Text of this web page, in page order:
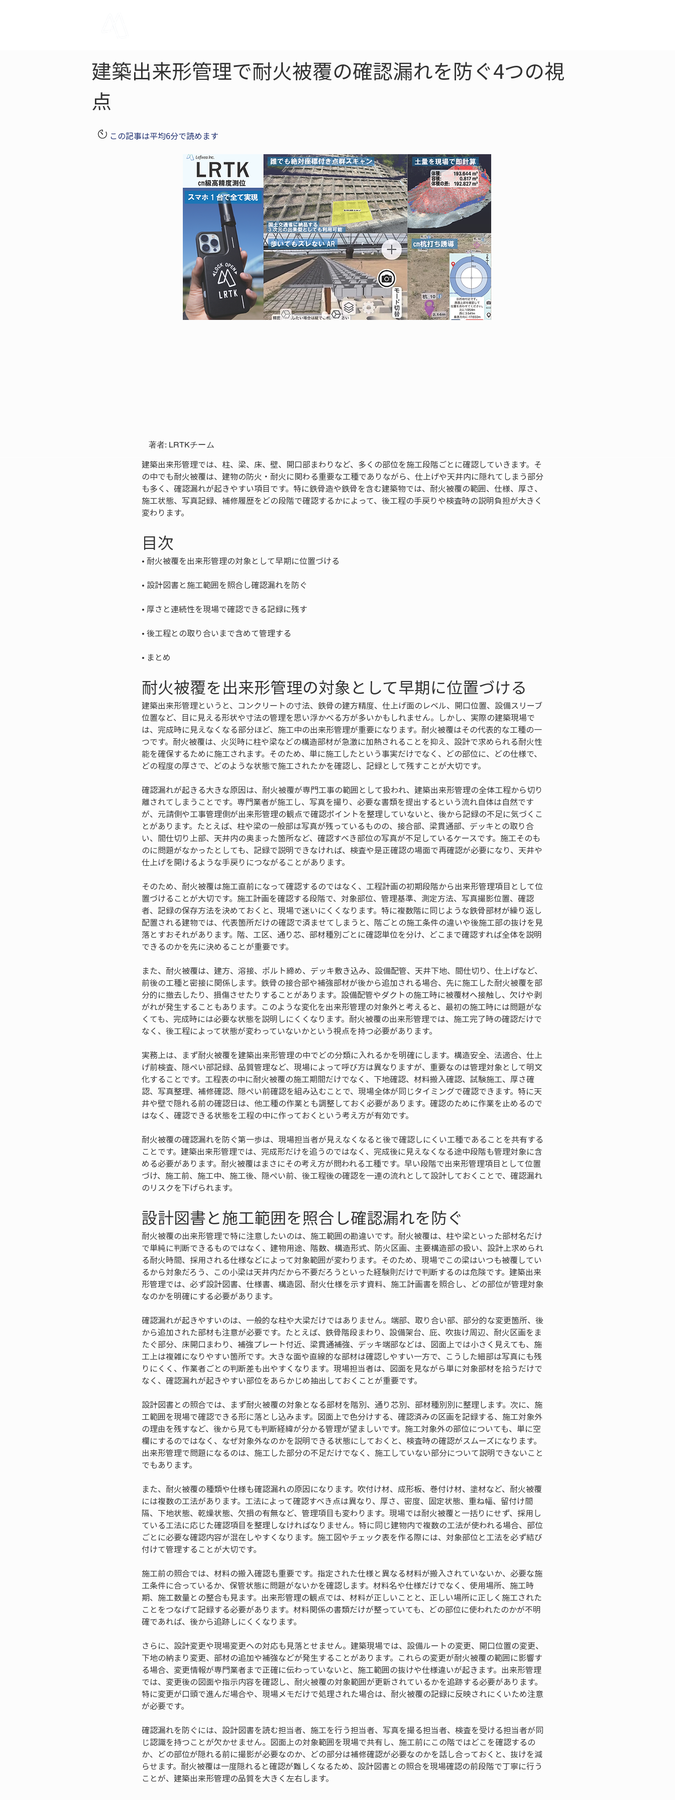
建築出来形管理で耐火被覆の確認漏れを防ぐ4つの視
点
この記事は平均6分で読めます
著者: LRTKチーム
建築出来形管理では、柱、梁、床、壁、開口部まわりなど、多くの部位を施工段階ごとに確認していきます。そ
の中でも耐火被覆は、建物の防火・耐火に関わる重要な工種でありながら、仕上げや天井内に隠れてしまう部分
も多く、確認漏れが起きやすい項目です。特に鉄骨造や鉄骨を含む建築物では、耐火被覆の範囲、仕様、厚さ、
施工状態、写真記録、補修履歴をどの段階で確認するかによって、後工程の手戻りや検査時の説明負担が大きく
変わります。
目次
•
•
•
•
• まとめ
耐火被覆を出来形管理の対象として早期に位置づける
建築出来形管理というと、コンクリートの寸法、鉄骨の建方精度、仕上げ面のレベル、開口位置、設備スリーブ
位置など、目に見える形状や寸法の管理を思い浮かべる方が多いかもしれません。しかし、実際の建築現場で
は、完成時に見えなくなる部分ほど、施工中の出来形管理が重要になります。耐火被覆はその代表的な工種の一
つです。耐火被覆は、火災時に柱や梁などの構造部材が急激に加熱されることを抑え、設計で求められる耐火性
能を確保するために施工されます。そのため、単に施工したという事実だけでなく、どの部位に、どの仕様で、
どの程度の厚さで、どのような状態で施工されたかを確認し、記録として残すことが大切です。
確認漏れが起きる大きな原因は、耐火被覆が専門工事の範囲として扱われ、建築出来形管理の全体工程から切り
離されてしまうことです。専門業者が施工し、写真を撮り、必要な書類を提出するという流れ自体は自然です
が、元請側や工事管理側が出来形管理の観点で確認ポイントを整理していないと、後から記録の不足に気づくこ
とがあります。たとえば、柱や梁の一般部は写真が残っているものの、接合部、梁貫通部、デッキとの取り合
い、間仕切り上部、天井内の奥まった箇所など、確認すべき部位の写真が不足しているケースです。施工そのも
のに問題がなかったとしても、記録で説明できなければ、検査や是正確認の場面で再確認が必要になり、天井や
仕上げを開けるような手戻りにつながることがあります。
そのため、耐火被覆は施工直前になって確認するのではなく、工程計画の初期段階から出来形管理項目として位
置づけることが大切です。施工計画を確認する段階で、対象部位、管理基準、測定方法、写真撮影位置、確認
者、記録の保存方法を決めておくと、現場で迷いにくくなります。特に複数階に同じような鉄骨部材が繰り返し
配置される建物では、代表箇所だけの確認で済ませてしまうと、階ごとの施工条件の違いや後施工部の抜けを見
落とすおそれがあります。階、工区、通り芯、部材種別ごとに確認単位を分け、どこまで確認すれば全体を説明
できるのかを先に決めることが重要です。
また、耐火被覆は、建方、溶接、ボルト締め、デッキ敷き込み、設備配管、天井下地、間仕切り、仕上げなど、
前後の工種と密接に関係します。鉄骨の接合部や補強部材が後から追加される場合、先に施工した耐火被覆を部
分的に撤去したり、損傷させたりすることがあります。設備配管やダクトの施工時に被覆材へ接触し、欠けや剥
がれが発生することもあります。このような変化を出来形管理の対象外と考えると、最初の施工時には問題がな
くても、完成時には必要な状態を説明しにくくなります。耐火被覆の出来形管理では、施工完了時の確認だけで
なく、後工程によって状態が変わっていないかという視点を持つ必要があります。
実務上は、まず耐火被覆を建築出来形管理の中でどの分類に入れるかを明確にします。構造安全、法適合、仕上
げ前検査、隠ぺい部記録、品質管理など、現場によって呼び方は異なりますが、重要なのは管理対象として明文
化することです。工程表の中に耐火被覆の施工期間だけでなく、下地確認、材料搬入確認、試験施工、厚さ確
認、写真整理、補修確認、隠ぺい前確認を組み込むことで、現場全体が同じタイミングで確認できます。特に天
井や壁で隠れる前の確認日は、他工種の作業とも調整しておく必要があります。確認のために作業を止めるので
はなく、確認できる状態を工程の中に作っておくという考え方が有効です。
耐火被覆の確認漏れを防ぐ第一歩は、現場担当者が見えなくなると後で確認しにくい工種であることを共有する
ことです。建築出来形管理では、完成形だけを追うのではなく、完成後に見えなくなる途中段階も管理対象に含
める必要があります。耐火被覆はまさにその考え方が問われる工種です。早い段階で出来形管理項目として位置
づけ、施工前、施工中、施工後、隠ぺい前、後工程後の確認を一連の流れとして設計しておくことで、確認漏れ
のリスクを下げられます。
設計図書と施工範囲を照合し確認漏れを防ぐ
耐火被覆の出来形管理で特に注意したいのは、施工範囲の勘違いです。耐火被覆は、柱や梁といった部材名だけ
で単純に判断できるものではなく、建物用途、階数、構造形式、防火区画、主要構造部の扱い、設計上求められ
る耐火時間、採用される仕様などによって対象範囲が変わります。そのため、現場でこの梁はいつも被覆してい
るから対象だろう、この小梁は天井内だから不要だろうといった経験則だけで判断するのは危険です。建築出来
形管理では、必ず設計図書、仕様書、構造図、耐火仕様を示す資料、施工計画書を照合し、どの部位が管理対象
なのかを明確にする必要があります。
確認漏れが起きやすいのは、一般的な柱や大梁だけではありません。端部、取り合い部、部分的な変更箇所、後
から追加された部材も注意が必要です。たとえば、鉄骨階段まわり、設備架台、庇、吹抜け周辺、耐火区画をま
たぐ部分、床開口まわり、補強プレート付近、梁貫通補強、デッキ端部などは、図面上では小さく見えても、施
工上は複雑になりやすい箇所です。大きな面や直線的な部材は確認しやすい一方で、こうした細部は写真にも残
りにくく、作業者ごとの判断差も出やすくなります。現場担当者は、図面を見ながら単に対象部材を拾うだけで
なく、確認漏れが起きやすい部位をあらかじめ抽出しておくことが重要です。
設計図書との照合では、まず耐火被覆の対象となる部材を階別、通り芯別、部材種別別に整理します。次に、施
工範囲を現場で確認できる形に落とし込みます。図面上で色分けする、確認済みの区画を記録する、施工対象外
の理由を残すなど、後から見ても判断経緯が分かる管理が望ましいです。施工対象外の部位についても、単に空
欄にするのではなく、なぜ対象外なのかを説明できる状態にしておくと、検査時の確認がスムーズになります。
出来形管理で問題になるのは、施工した部分の不足だけでなく、施工していない部分について説明できないこと
でもあります。
また、耐火被覆の種類や仕様も確認漏れの原因になります。吹付け材、成形板、巻付け材、塗材など、耐火被覆
には複数の工法があります。工法によって確認すべき点は異なり、厚さ、密度、固定状態、重ね幅、留付け間
隔、下地状態、乾燥状態、欠損の有無など、管理項目も変わります。現場では耐火被覆と一括りにせず、採用し
ている工法に応じた確認項目を整理しなければなりません。特に同じ建物内で複数の工法が使われる場合、部位
ごとに必要な確認内容が混在しやすくなります。施工図やチェック表を作る際には、対象部位と工法を必ず結び
付けて管理することが大切です。
施工前の照合では、材料の搬入確認も重要です。指定された仕様と異なる材料が搬入されていないか、必要な施
工条件に合っているか、保管状態に問題がないかを確認します。材料名や仕様だけでなく、使用場所、施工時
期、施工数量との整合も見ます。出来形管理の観点では、材料が正しいことと、正しい場所に正しく施工された
ことをつなげて記録する必要があります。材料関係の書類だけが整っていても、どの部位に使われたのかが不明
確であれば、後から追跡しにくくなります。
さらに、設計変更や現場変更への対応も見落とせません。建築現場では、設備ルートの変更、開口位置の変更、
下地の納まり変更、部材の追加や補強などが発生することがあります。これらの変更が耐火被覆の範囲に影響す
る場合、変更情報が専門業者まで正確に伝わっていないと、施工範囲の抜けや仕様違いが起きます。出来形管理
では、変更後の図面や指示内容を確認し、耐火被覆の対象範囲が更新されているかを追跡する必要があります。
特に変更が口頭で進んだ場合や、現場メモだけで処理された場合は、耐火被覆の記録に反映されにくいため注意
が必要です。
確認漏れを防ぐには、設計図書を読む担当者、施工を行う担当者、写真を撮る担当者、検査を受ける担当者が同
じ認識を持つことが欠かせません。図面上の対象範囲を現場で共有し、施工前にこの階ではどこを確認するの
か、どの部位が隠れる前に撮影が必要なのか、どの部分は補修確認が必要なのかを話し合っておくと、抜けを減
らせます。耐火被覆は一度隠れると確認が難しくなるため、設計図書との照合を現場確認の前段階で丁寧に行う
ことが、建築出来形管理の品質を大きく左右します。